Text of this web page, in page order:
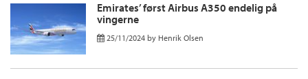
Emirates’ først Airbus A350 endelig på
vingerne
25/11/2024 by Henrik Olsen